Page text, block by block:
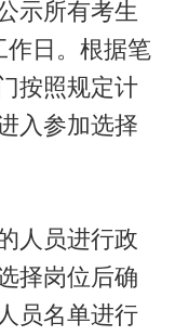
示所有考生
作日。根据笔
按照规定计
入参加选择
人员进行政
择岗位后确
员名单进行